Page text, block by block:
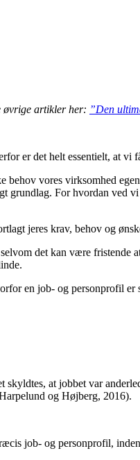
øvrige artikler her: ”Den
er det helt essentielt, at vi
vores virksomhed
grundlag. For hvordan ved
jeres krav, behov og
det kan være fristende
en job- og personprofil er
at jobbet var
og Højberg, 2016).
job- og personprofil,